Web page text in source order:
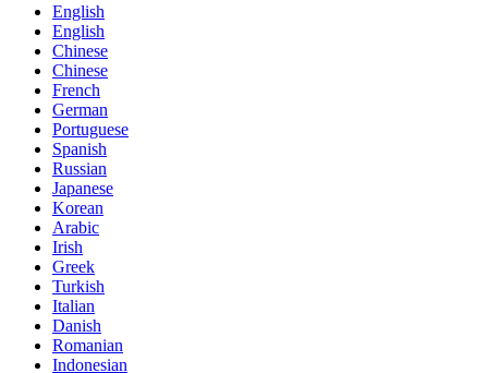
English
English
Chinese
Chinese
French
German
Portuguese
Spanish
Russian
Japanese
Korean
Arabic
Irish
Greek
Turkish
Italian
Danish
Romanian
Indonesian